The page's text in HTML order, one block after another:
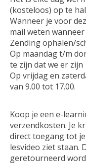
(kosteloos) op te
Wanneer je voor
mail weten
Zending ophalen/
Op maandag t/m
te zijn dat we er zijn
Op vrijdag en
van 9.00 tot 17.00.
Koop je een e-
verzendkosten. Je
direct toegang tot
lesvideo ziet staan.
geretourneerd